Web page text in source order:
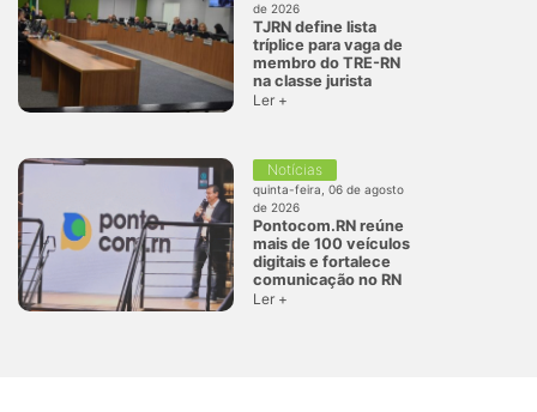
de 2026
TJRN define lista
tríplice para vaga de
membro do TRE-RN
na classe jurista
Ler +
Notícias
quinta-feira, 06 de agosto
de 2026
Pontocom.RN reúne
mais de 100 veículos
digitais e fortalece
comunicação no RN
Ler +